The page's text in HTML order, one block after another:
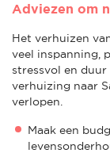
Adviezen om
Het verhuizen
veel inspanning,
stressvol en
verhuizing naar
verlopen.
Maak een